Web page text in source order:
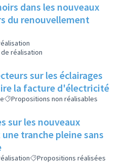
du renouvellement
réalisation
sur les éclairages
la facture d'électricité
Propositions non réalisables
sur les nouveaux
tranche pleine sans
Propositions réalisées